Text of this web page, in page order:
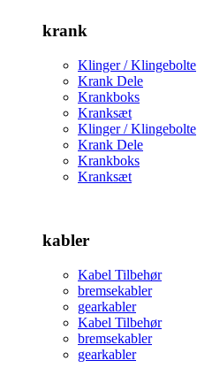
krank
Klinger / Klingebolte
Krank Dele
Krankboks
Kranksæt
Klinger / Klingebolte
Krank Dele
Krankboks
Kranksæt
kabler
Kabel Tilbehør
bremsekabler
gearkabler
Kabel Tilbehør
bremsekabler
gearkabler